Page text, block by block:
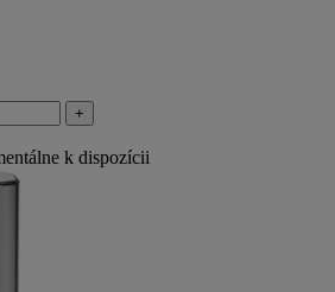
+
k dispozícii